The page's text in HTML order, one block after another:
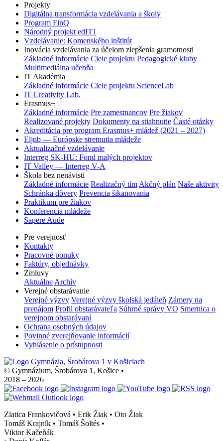
Projekty
Digitálna transformácia vzdelávania a školy
Program FinQ
Národný projekt edIT1
Vzdelávanie: Komenského inštitút
Inovácia vzdelávania za účelom zlepšenia gramotnosti
Základné informácie Ciele projektu Pedagogické kluby
Multimediálna učebňa
IT Akadémia
Základné informácie Ciele projektu ScienceLab
IT Creativity Lab.
Erasmus+
Základné informácie Pre zamestnancov Pre žiakov
Realizované projekty Dokumenty na stiahnutie Časté otázky
Akreditácia pre program Erasmus+ mládež (2021 – 2027)
Eljub — Európske stretnutia mládeže
Aktualizačné vzdelávanie
Interreg SK-HU: Fond malých projektov
IT Valley — Interreg V-A
Škola bez nenávisti
Základné informácie Realizačný tím Akčný plán Naše aktivity
Schránka dôvery Prevencia šikanovania
Praktikum pre žiakov
Konferencia mládeže
Sapere Aude
Pre verejnosť
Kontakty
Pracovné ponuky
Faktúry, objednávky
Zmluvy
Aktuálne Archív
Verejné obstarávanie
Verejné výzvy Verejné výzvy školská jedáleň Zámery na
prenájom Profil obstarávateľa Súhrné správy VO Smernica o
verejnom obstarávaní
Ochrana osobných údajov
Povinné zverejňovanie informácií
Vyhlásenie o prístupnosti
© Gymnázium, Šrobárova 1, Košice •
2018 – 2026
Zlatica Frankovičová • Erik Žiak • Oto Žiak
Tomáš Krajník • Tomáš Šoltés •
Viktor Kačeňák